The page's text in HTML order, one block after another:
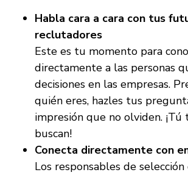
Habla cara a cara con tus
reclutadores
Este es tu momento para
directamente a las personas
decisiones en las empresas.
quién eres, hazles tus
impresión que no olviden.
buscan!
Conecta directamente con
Los responsables de